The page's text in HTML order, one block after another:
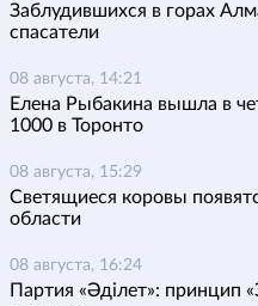
Заблудившихся в горах
спасатели
08 августа, 14:21
Елена Рыбакина вышла в
1000 в Торонто
08 августа, 15:29
Светящиеся коровы
области
08 августа, 16:24
Партия «Әділет»: принцип